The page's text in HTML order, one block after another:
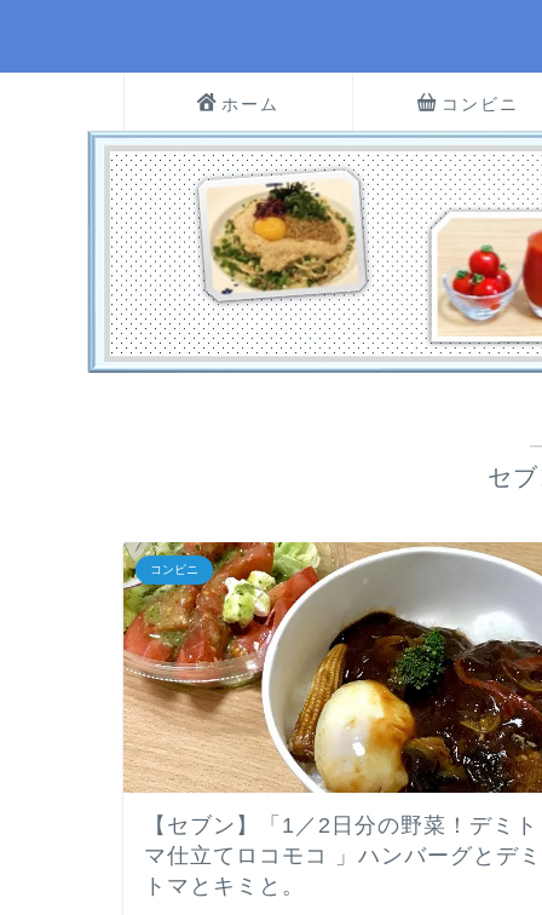
ホーム コンビニ
セ
コンビニ
【セブン】「1／2日分の野菜！デミト
マ仕立てロコモコ 」ハンバーグとデミ
トマとキミと。